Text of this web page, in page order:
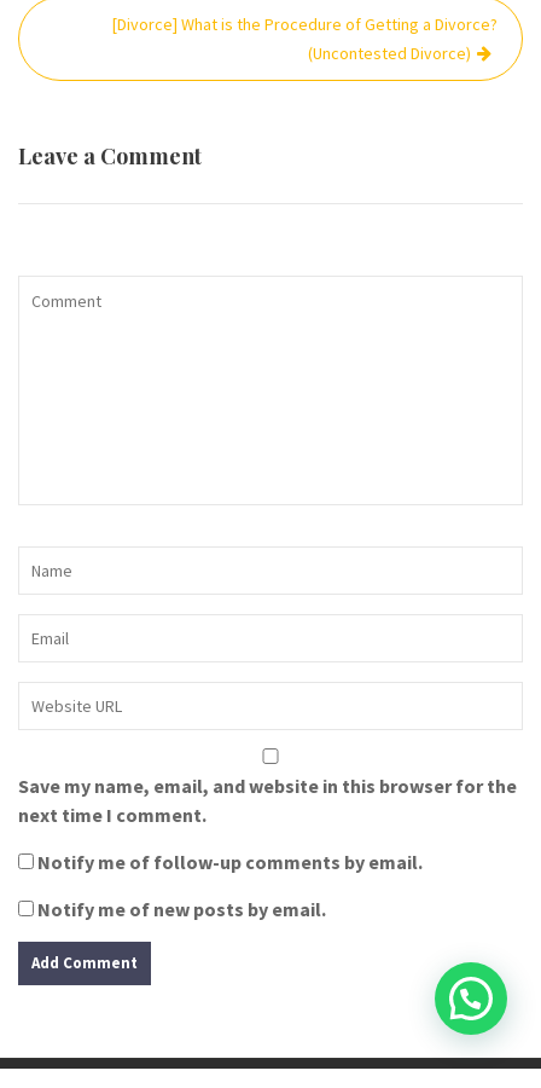
[Divorce] What is the Procedure of Getting a Divorce?
(Uncontested Divorce)
Leave a Comment
Save my name, email, and website in this browser for the
next time I comment.
Notify me of follow-up comments by email.
Notify me of new posts by email.